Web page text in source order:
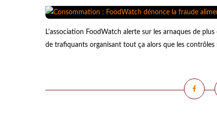
L'association FoodWatch alerte sur les arnaques de
de trafiquants organisant tout ça alors que les